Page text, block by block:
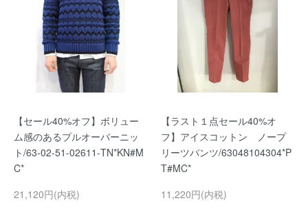
【セール40%オフ】ボリュー
ム感のあるプルオーバーニッ
ト/63-02-51-02611-TN*KN#M
C*
21,120円(内税)
【ラスト１点セール40%オ
フ】アイスコットン ノープ
リーツパンツ/63048104304*P
T#MC*
11,220円(内税)